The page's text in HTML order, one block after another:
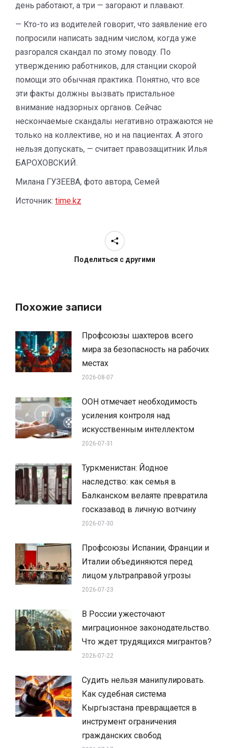
день работают, а три — загорают и плавают.
— Кто-то из водителей говорит, что заявление его
попросили написать задним числом, когда уже
разгорался скандал по этому поводу. По
утверждению работников, для станции скорой
помощи это обычная практика. Понятно, что все
эти факты должны вызвать пристальное
внимание надзорных органов. Сейчас
нескончаемые скандалы негативно отражаются не
только на коллективе, но и на пациентах. А этого
нельзя допускать, — считает правозащитник Илья
БАРОХОВСКИЙ.
Милана ГУЗЕЕВА, фото автора, Семей
Источник: time.kz
Поделиться с другими
Похожие записи
Профсоюзы шахтеров всего
мира за безопасность на рабочих
местах
2026-08-07
ООН отмечает необходимость
усиления контроля над
искусственным интеллектом
2026-07-31
Туркменистан: Йодное
наследство: как семья в
Балканском велаяте превратила
госказавод в личную вотчину
2026-07-30
Профсоюзы Испании, Франции и
Италии объединяются перед
лицом ультраправой угрозы
2026-07-23
В России ужесточают
миграционное законодательство.
Что ждет трудящихся мигрантов?
2026-07-22
Судить нельзя манипулировать.
Как судебная система
Кыргызстана превращается в
инструмент ограничения
гражданских свобод